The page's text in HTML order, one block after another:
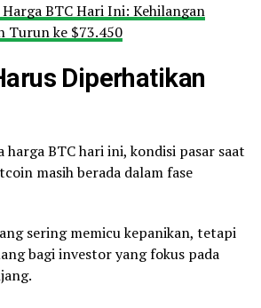
BTC Hari Ini: Kehilangan
Turun ke $73.450
Diperhatikan
harga BTC hari ini, kondisi pasar saat
masih berada dalam fase
sering memicu kepanikan, tetapi
bagi investor yang fokus pada